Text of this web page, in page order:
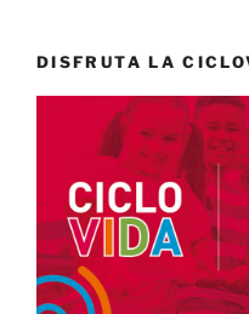
DISFRUTA LA